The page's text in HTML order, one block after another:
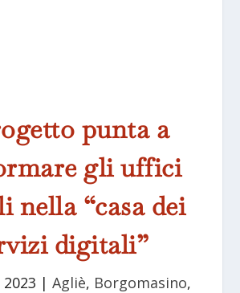
punta a
gli uffici
nella “casa dei
digitali”
| Agliè, Borgomasino,